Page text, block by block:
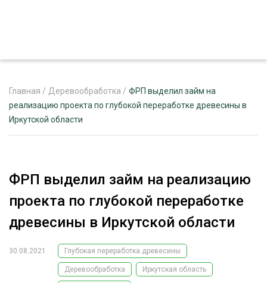
ЖУРНАЛ «ЛЕСНОЙ КОМПЛЕКС»
РЕКЛАМОДАТЕЛЯМ
ЛЕСОЗАГОТОВКА
ЭКСПЕРТНОЕ МНЕНИЕ
Главная / Деревообработка / ФРП выделил займ на
реализацию проекта по глубокой переработке древесины в
Иркутской области
ФРП выделил займ на реализацию
проекта по глубокой переработке
древесины в Иркутской области
30.08.2021 Глубокая переработка древесины
Деревообработка Иркутская область